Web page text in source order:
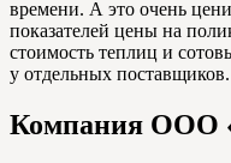
времени. А это очень
показателей цены на
стоимость теплиц и
у отдельных поставщиков.
Компания ООО